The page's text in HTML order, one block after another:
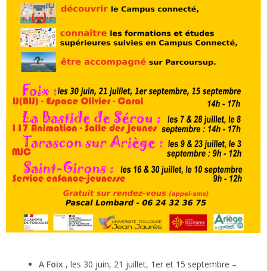
A Foix , les 30 juin, 21 juillet, 1er et 15 septembre –